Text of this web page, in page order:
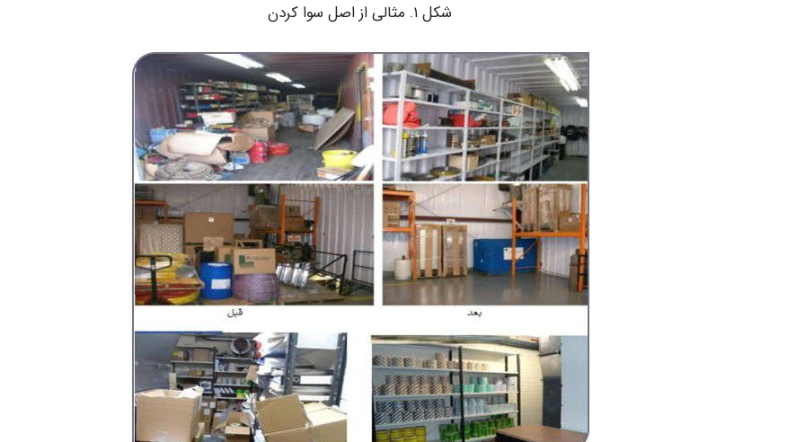
شکل ۱. مثالی از اصل سوا کردن